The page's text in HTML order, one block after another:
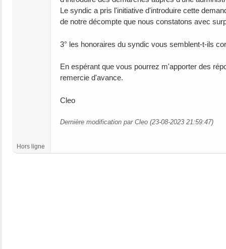
Le syndic a pris l'initiative d'introduire cette
de notre décompte que nous constatons avec
3° les honoraires du syndic vous semblent-t-ils
En espérant que vous pourrez m'apporter des
remercie d'avance.
Cleo
Dernière modification par Cleo (23-08-2023 21:59:47)
Hors ligne